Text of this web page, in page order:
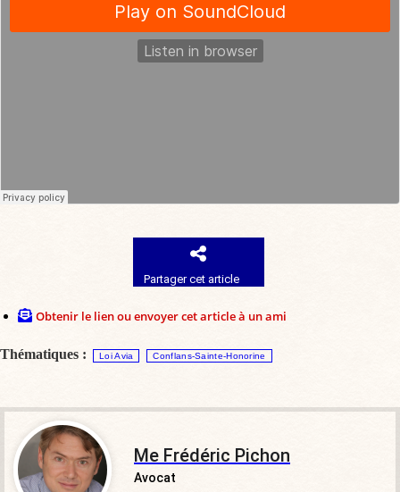
Partager cet article
Obtenir le lien ou envoyer cet article à un ami
Thématiques : Loi Avia Conflans-Sainte-Honorine
Me Frédéric Pichon
Avocat